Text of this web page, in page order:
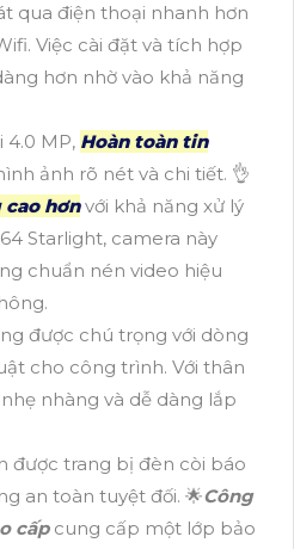
qua điện thoại nhanh hơn
Việc cài đặt và tích hợp
hơn nhờ vào khả năng
4.0 MP, Hoàn toàn tin
ảnh rõ nét và chi tiết. 👌
hơnvới khả năng xử lý
Starlight, camera này
chuẩn nén video hiệu
được chú trọng với dòng
cho công trình. Với thân
nhàng và dễ dàng lắp
được trang bị đèn còi báo
an toàn tuyệt đối. 🌟Công
cấpcung cấp một lớp bảo